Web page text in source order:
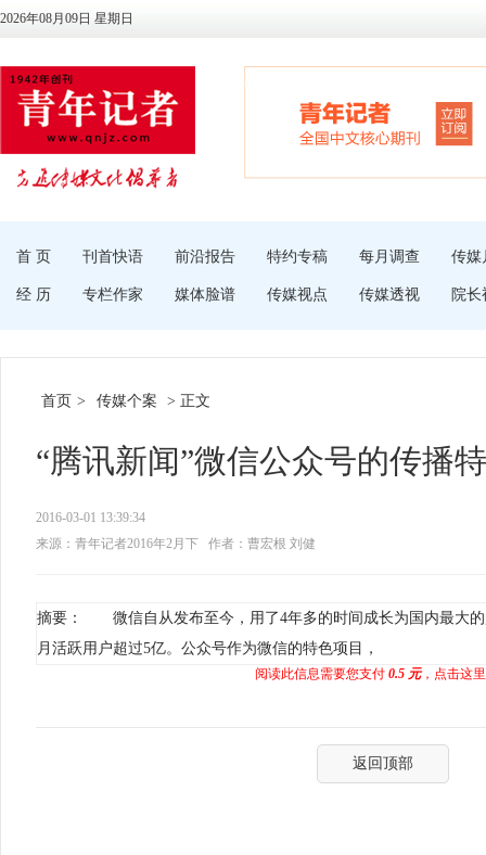
2026年08月09日 星期日
首 页 刊首快语 前沿报告 特约专稿 每月调查 传媒
经 历 专栏作家 媒体脸谱 传媒视点 传媒透视 院长
首页 > 传媒个案 > 正文
“腾讯新闻”微信公众号的传播
2016-03-01 13:39:34
来源：青年记者2016年2月下
作者：曹宏根 刘健
摘要： 微信自从发布至今，用了4年多的时间成长为国内最大的
月活跃用户超过5亿。公众号作为微信的特色项目，
阅读此信息需要您支付 0.5 元，点击这
返回顶部